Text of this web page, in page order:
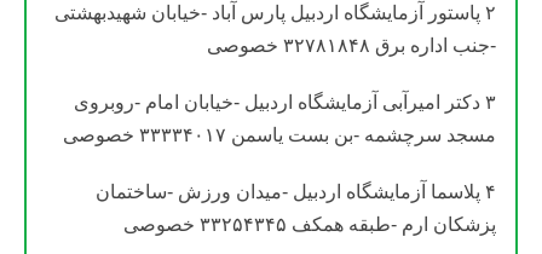
۲ پاستور آزمایشگاه اردبیل پارس آباد -خیابان شهیدبهشتی
-جنب اداره برق ۳۲۷۸۱۸۴۸ خصوصی
۳ دکتر امیرآبی آزمایشگاه اردبیل -خیابان امام -روبروی
مسجد سرچشمه -بن بست یاسمن ۳۳۳۳۴۰۱۷ خصوصی
۴ پلاسما آزمایشگاه اردبیل -میدان ورزش -ساختمان
پزشکان ارم -طبقه همکف ۳۳۲۵۴۳۴۵ خصوصی